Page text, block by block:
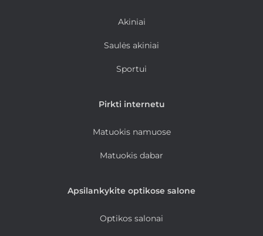
Akiniai
Saulės akiniai
Sportui
Pirkti internetu
Matuokis namuose
Matuokis dabar
Apsilankykite optikose salone
Optikos salonai